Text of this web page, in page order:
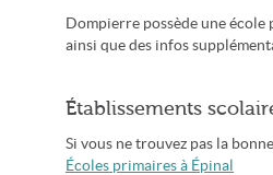
Dompierre possède une
ainsi que des infos
Établissements
Si vous ne trouvez pas la
Écoles primaires à Épinal